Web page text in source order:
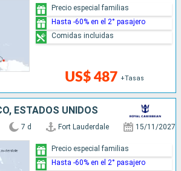
US$ 487 +Tasas
Precio especial familias
Hasta -60% en el 2° pasajero
Comidas incluidas
ESTADOS UNIDOS
7 d Fort Lauderdale 15/11/2027
Precio especial familias
Hasta -60% en el 2° pasajero